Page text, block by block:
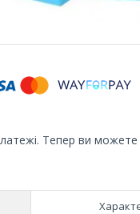
Тепер ви